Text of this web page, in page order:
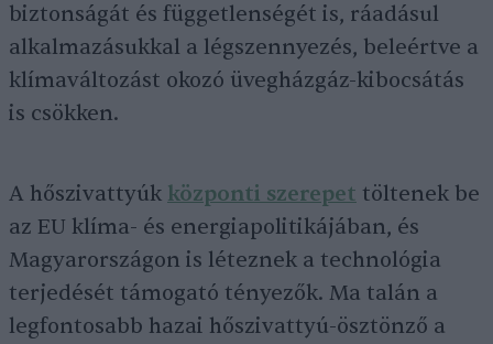
biztonságát és függetlenségét is, ráadásul
alkalmazásukkal a légszennyezés, beleértve a
klímaváltozást okozó üvegházgáz-kibocsátás
is csökken.
A hőszivattyúk központi szerepet töltenek be
az EU klíma- és energiapolitikájában, és
Magyarországon is léteznek a technológia
terjedését támogató tényezők. Ma talán a
legfontosabb hazai hőszivattyú-ösztönző a